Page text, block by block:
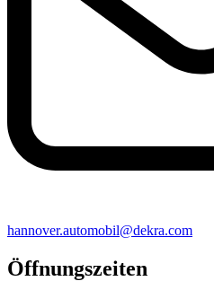
hannover​.automobil@​dekra.com
Öffnungszeiten